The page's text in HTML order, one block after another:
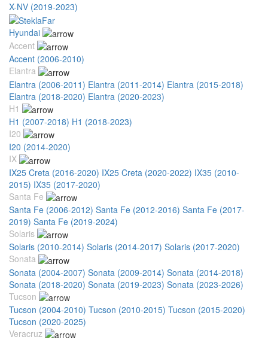
X-NV (2019-2023)
Hyundai
Accent
Accent (2006-2010)
Elantra
Elantra (2006-2011) Elantra (2011-2014) Elantra (2015-2018)
Elantra (2018-2020) Elantra (2020-2023)
H1
H1 (2007-2018) H1 (2018-2023)
I20
I20 (2014-2020)
IX
IX25 Creta (2016-2020) IX25 Creta (2020-2022) IX35 (2010-
2015) IX35 (2017-2020)
Santa Fe
Santa Fe (2006-2012) Santa Fe (2012-2016) Santa Fe (2017-
2019) Santa Fe (2019-2024)
Solaris
Solaris (2010-2014) Solaris (2014-2017) Solaris (2017-2020)
Sonata
Sonata (2004-2007) Sonata (2009-2014) Sonata (2014-2018)
Sonata (2018-2020) Sonata (2019-2023) Sonata (2023-2026)
Tucson
Tucson (2004-2010) Tucson (2010-2015) Tucson (2015-2020)
Tucson (2020-2025)
Veracruz